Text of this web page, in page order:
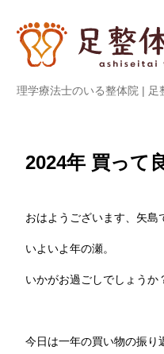
理学療法士のいる整体院 | 足
2024年 買って
おはようございます、矢島
いよいよ年の瀬。
いかがお過ごしでしょうか
今日は一年の買い物の振り